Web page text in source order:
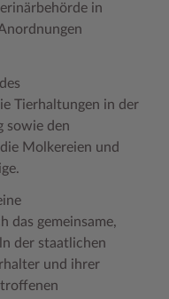
in
Tierhaltungen in der
sowie den
Molkereien und
das gemeinsame,
der staatlichen
und ihrer